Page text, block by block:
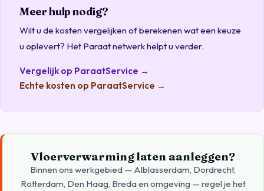
Meer hulp nodig?
Wilt u de kosten vergelijken of berekenen wat een keuze
u oplevert? Het Paraat netwerk helpt u verder.
Vergelijk op ParaatService →
Echte kosten op ParaatService →
Vloerverwarming laten aanleggen?
Binnen ons werkgebied — Alblasserdam, Dordrecht,
Rotterdam, Den Haag, Breda en omgeving — regel je het